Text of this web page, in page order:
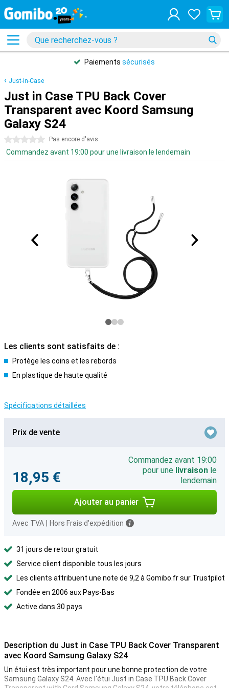
Paiements sécurisés
Just-in-Case
Just in Case TPU Back Cover
Transparent avec Koord Samsung
Galaxy S24
0 étoiles Pas encore d'avis
Commandez avant 19:00 pour une livraison le lendemain
Les clients sont satisfaits de :
Protège les coins et les rebords
En plastique de haute qualité
Spécifications détaillées
Prix de vente
18,95 €
Commandez avant 19:00
pour une livraison le
lendemain
Ajouter au panier
Avec TVA Hors Frais d'expédition
31 jours de retour gratuit
Service client disponible tous les jours
Les clients attribuent une note de 9,2 à Gomibo.fr sur Trustpilot
Fondée en 2006 aux Pays-Bas
Active dans 30 pays
Description du Just in Case TPU Back Cover Transparent
avec Koord Samsung Galaxy S24
Un étui est très important pour une bonne protection de votre
Samsung Galaxy S24. Avec l'étui Just in Case TPU Back Cover